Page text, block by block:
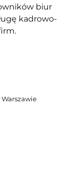
biur
kadrowo-